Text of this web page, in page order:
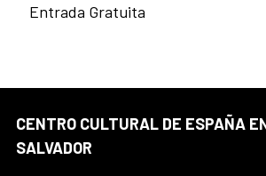
Entrada Gratuita
CENTRO CULTURAL DE ESPAÑA
SALVADOR